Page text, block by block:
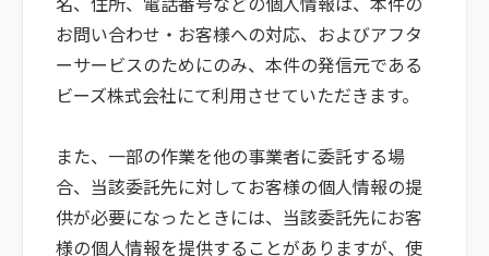
お問い合わせ・お客様への対応、およびアフタ
ーサービスのためにのみ、本件の発信元である
ビーズ株式会社にて利用させていただきます。
また、一部の作業を他の事業者に委託する場
合、当該委託先に対してお客様の個人情報の提
供が必要になったときには、当該委託先にお客
様の個人情報を提供することがありますが、使